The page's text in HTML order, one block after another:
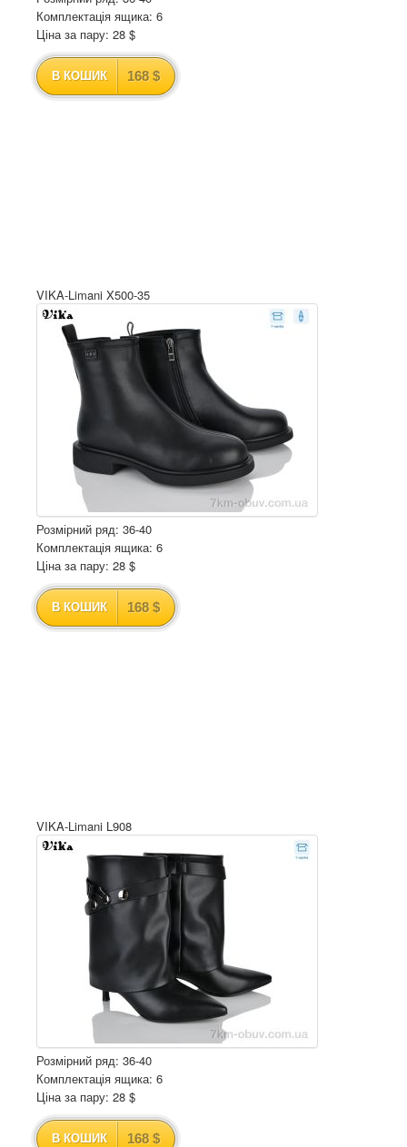
Комплектація ящика: 6
Ціна за пару: 28 $
В КОШИК 168 $
VIKA-Limani X500-35
Розмірний ряд: 36-40
Комплектація ящика: 6
Ціна за пару: 28 $
В КОШИК 168 $
VIKA-Limani L908
Розмірний ряд: 36-40
Комплектація ящика: 6
Ціна за пару: 28 $
В КОШИК 168 $